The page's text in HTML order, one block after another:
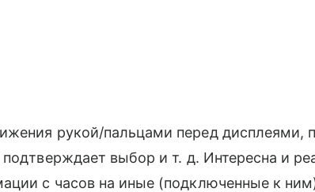
рукой/пальцами перед дисплеями,
выбор и т. д. Интересна и
с часов на иные (подключенные к